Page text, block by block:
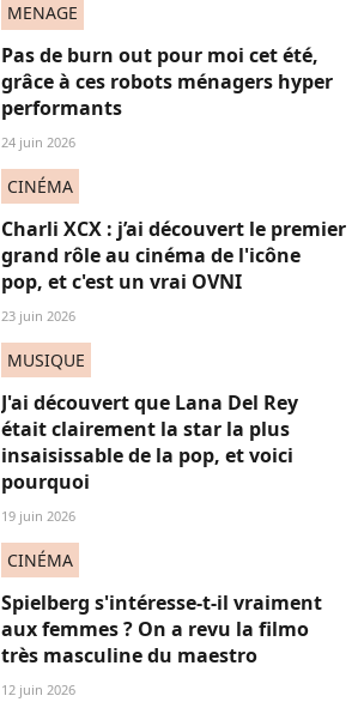
MENAGE
Pas de burn out pour moi cet été,
grâce à ces robots ménagers hyper
performants
24 juin 2026
CINÉMA
Charli XCX : j’ai découvert le premier
grand rôle au cinéma de l'icône
pop, et c'est un vrai OVNI
23 juin 2026
MUSIQUE
J'ai découvert que Lana Del Rey
était clairement la star la plus
insaisissable de la pop, et voici
pourquoi
19 juin 2026
CINÉMA
Spielberg s'intéresse-t-il vraiment
aux femmes ? On a revu la filmo
très masculine du maestro
12 juin 2026